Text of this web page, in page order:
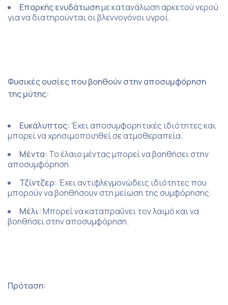
Επαρκής ενυδάτωσημε κατανάλωση αρκετού νερού
για να διατηρούνται οι βλεννογόνοι υγροί.
Φυσικές ουσίες που βοηθούν στην αποσυμφόρηση
της μύτης:
Ευκάλυπτος: Έχει αποσυμφορητικές ιδιότητες και
μπορεί να χρησιμοποιηθεί σε ατμοθεραπεία.
Μέντα: Το έλαιο μέντας μπορεί να βοηθήσει στην
αποσυμφόρηση.
Τζίντζερ: Έχει αντιφλεγμονώδεις ιδιότητες που
μπορούν να βοηθήσουν στη μείωση της συμφόρησης.
Μέλι:Μπορεί να καταπραΰνει τον λαιμό και να
βοηθήσει στην αποσυμφόρηση.
Πρόταση: